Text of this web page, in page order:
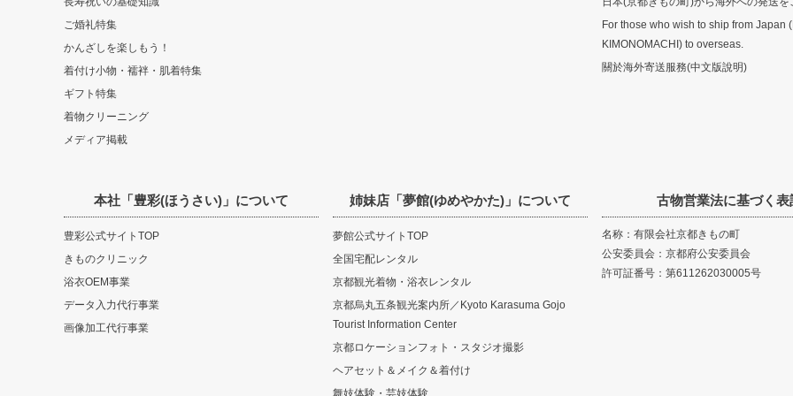
ご婚礼特集
かんざしを楽しもう！
着付け小物・襦袢・肌着特集
ギフト特集
着物クリーニング
メディア掲載
For those who wish to ship from Japan
KIMONOMACHI) to overseas.
關於海外寄送服務(中文版說明)
本社「豊彩(ほうさい)」について
豊彩公式サイトTOP
きものクリニック
浴衣OEM事業
データ入力代行事業
画像加工代行事業
姉妹店「夢館(ゆめやかた)」について
夢館公式サイトTOP
全国宅配レンタル
京都観光着物・浴衣レンタル
京都烏丸五条観光案内所／Kyoto Karasuma Gojo
Tourist Information Center
京都ロケーションフォト・スタジオ撮影
ヘアセット＆メイク＆着付け
舞妓体験・芸妓体験
古物営業法に基づく表
名称：有限会社京都きもの町
公安委員会：京都府公安委員会
許可証番号：第611262030005号